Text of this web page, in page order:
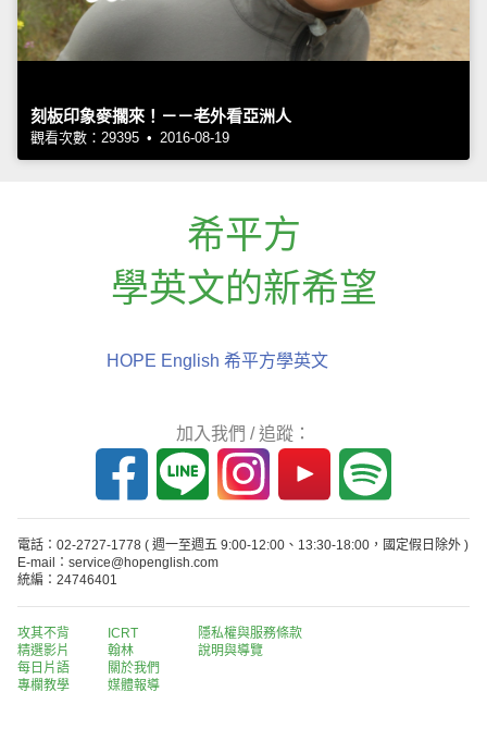
刻板印象麥擱來！－－老外看亞洲人
觀看次數：29395 • 2016-08-19
希平方
學英文的新希望
HOPE English 希平方學英文
加入我們 / 追蹤：
電話：02-2727-1778 ( 週一至週五 9:00-12:00、13:30-18:00，國定假日除外 )
E-mail：service@hopenglish.com
統編：24746401
攻其不背
精選影片
每日片語
專欄教學
ICRT
翰林
關於我們
媒體報導
隱私權與服務條款
說明與導覽